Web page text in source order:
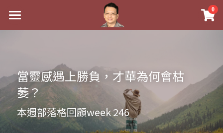
0
最新消息
實體經營
祖傳命理
手工印鑑
課程介紹
五行八字學
當靈感遇上勝負，才華為何會枯
萎？
本週部落格回顧week 246
×
商品分類
科學八字推理PDF
《十神高階實戰錄》完整典藏版
1美元超值PDF